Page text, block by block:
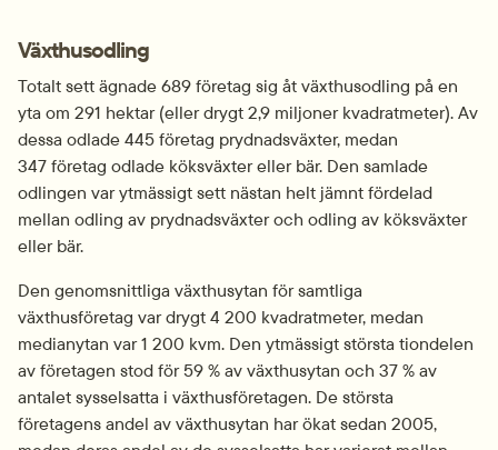
Växthusodling
Totalt sett ägnade 689 företag sig åt växthusodling på en
yta om 291 hektar (eller drygt 2,9 miljoner kvadratmeter). Av
dessa odlade 445 företag prydnadsväxter, medan
347 företag odlade köksväxter eller bär. Den samlade
odlingen var ytmässigt sett nästan helt jämnt fördelad
mellan odling av prydnadsväxter och odling av köksväxter
eller bär.
Den genomsnittliga växthusytan för samtliga
växthusföretag var drygt 4 200 kvadratmeter, medan
medianytan var 1 200 kvm. Den ytmässigt största tiondelen
av företagen stod för 59 % av växthusytan och 37 % av
antalet sysselsatta i växthusföretagen. De största
företagens andel av växthusytan har ökat sedan 2005,